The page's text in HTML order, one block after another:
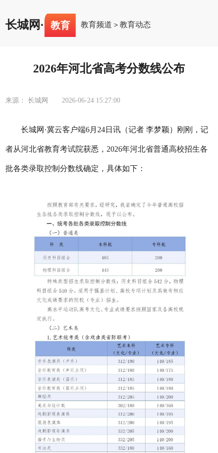
长城网· 教育 教育频道 >教育动态
2026年河北省高考分数线公布
来源： 长城网 2026-06-24 15:27:00
长城网·冀云客户端6月24日讯（记者 李梦颖）刚刚，记
者从河北省教育考试院获悉，2026年河北省普通高校招生各
批各类录取控制分数线确定，具体如下：